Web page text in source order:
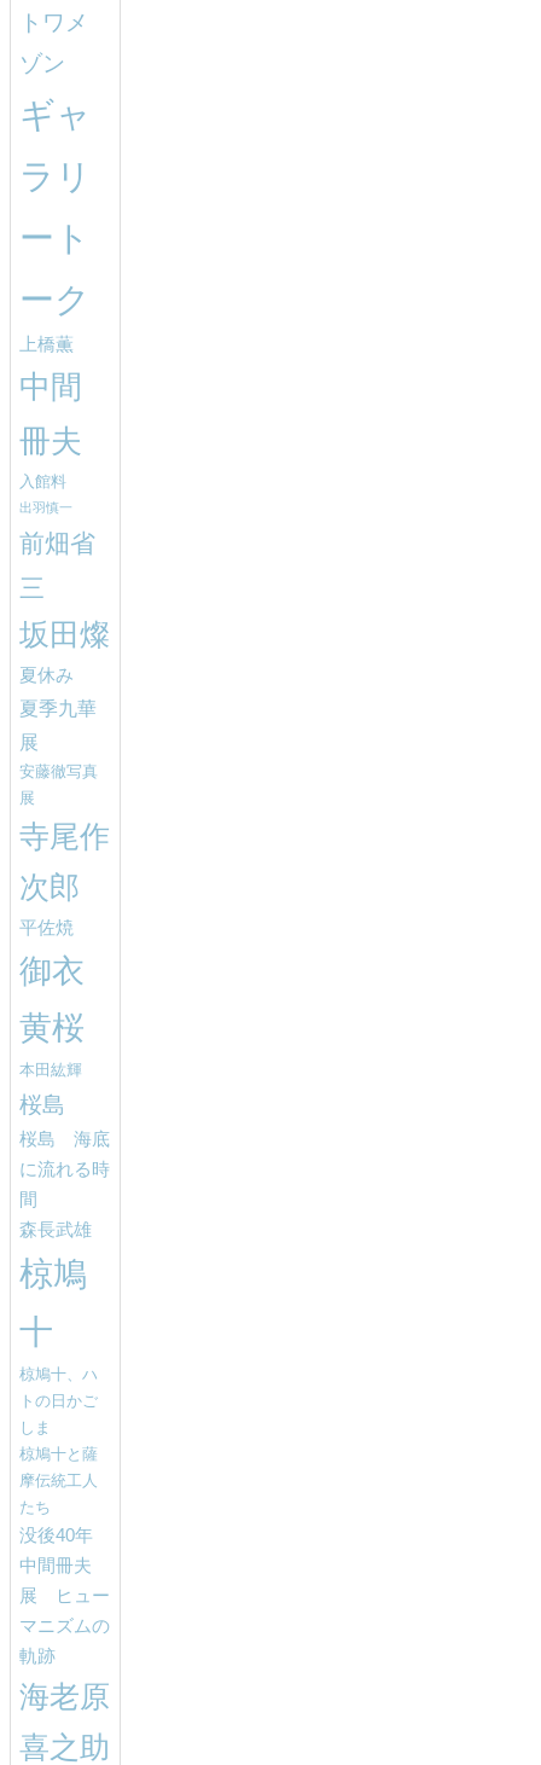
トワメ
ゾン
ギャ
ラリ
ート
ーク
上橋薫
中間
冊夫
入館料
出羽慎一
前畑省
三
坂田燦
夏休み
夏季九華
展
安藤徹写真
展
寺尾作
次郎
平佐焼
御衣
黄桜
本田紘輝
桜島
桜島 海底
に流れる時
間
森長武雄
椋鳩
十
椋鳩十、ハ
トの日かご
しま
椋鳩十と薩
摩伝統工人
たち
没後40年
中間冊夫
展 ヒュー
マニズムの
軌跡
海老原
喜之助